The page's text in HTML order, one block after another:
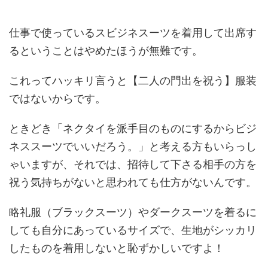
仕事で使っているスビジネスーツを着用して出席す
るということはやめたほうが無難です。
これってハッキリ言うと【二人の門出を祝う】服装
ではないからです。
ときどき「ネクタイを派手目のものにするからビジ
ネススーツでいいだろう。」と考える方もいらっし
ゃいますが、それでは、招待して下さる相手の方を
祝う気持ちがないと思われても仕方がないんです。
略礼服（ブラックスーツ）やダークスーツを着るに
しても自分にあっているサイズで、生地がシッカリ
したものを着用しないと恥ずかしいですよ！